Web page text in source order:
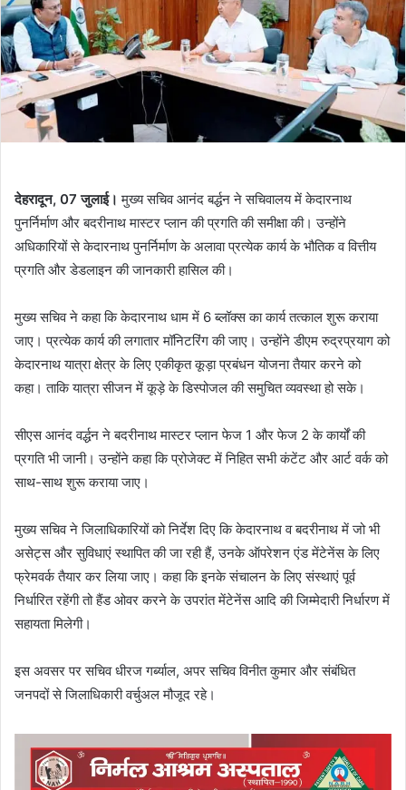
देहरादून, 07 जुलाई। मुख्य सचिव आनंद बर्द्धन ने सचिवालय में केदारनाथ
पुनर्निर्माण और बदरीनाथ मास्टर प्लान की प्रगति की समीक्षा की। उन्होंने
अधिकारियों से केदारनाथ पुनर्निर्माण के अलावा प्रत्येक कार्य के भौतिक व वित्तीय
प्रगति और डेडलाइन की जानकारी हासिल की।
मुख्य सचिव ने कहा कि केदारनाथ धाम में 6 ब्लॉक्स का कार्य तत्काल शुरू कराया
जाए। प्रत्येक कार्य की लगातार मॉनिटरिंग की जाए। उन्होंने डीएम रुद्रप्रयाग को
केदारनाथ यात्रा क्षेत्र के लिए एकीकृत कूड़ा प्रबंधन योजना तैयार करने को
कहा। ताकि यात्रा सीजन में कूड़े के डिस्पोजल की समुचित व्यवस्था हो सके।
सीएस आनंद वर्द्धन ने बदरीनाथ मास्टर प्लान फेज 1 और फेज 2 के कार्यों की
प्रगति भी जानी। उन्होंने कहा कि प्रोजेक्ट में निहित सभी कंटेंट और आर्ट वर्क को
साथ-साथ शुरू कराया जाए।
मुख्य सचिव ने जिलाधिकारियों को निर्देश दिए कि केदारनाथ व बदरीनाथ में जो भी
असेट्स और सुविधाएं स्थापित की जा रही हैं, उनके ऑपरेशन एंड मेंटेनेंस के लिए
फ्रेमवर्क तैयार कर लिया जाए। कहा कि इनके संचालन के लिए संस्थाएं पूर्व
निर्धारित रहेंगी तो हैंड ओवर करने के उपरांत मेंटेनेंस आदि की जिम्मेदारी निर्धारण में
सहायता मिलेगी।
इस अवसर पर सचिव धीरज गर्ब्याल, अपर सचिव विनीत कुमार और संबंधित
जनपदों से जिलाधिकारी वर्चुअल मौजूद रहे।